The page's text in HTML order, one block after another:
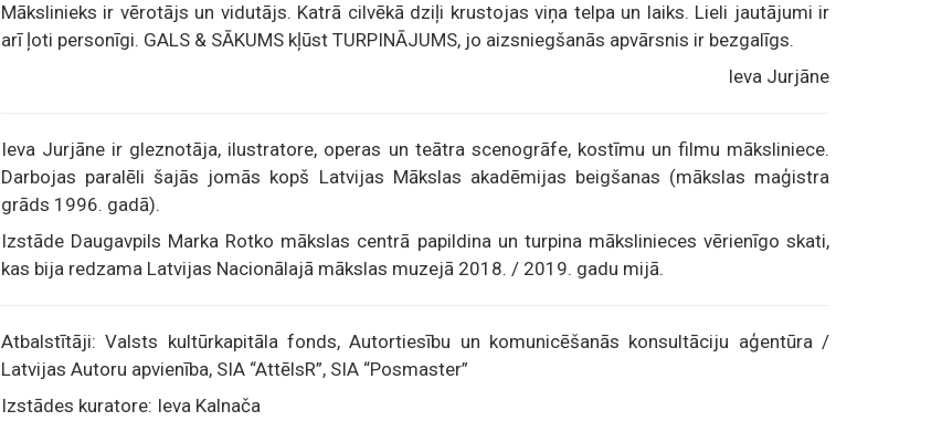
Mākslinieks ir vērotājs un vidutājs. Katrā cilvēkā dziļi krustojas viņa telpa un laiks. Lieli jautājumi ir
arī ļoti personīgi. GALS & SĀKUMS kļūst TURPINĀJUMS, jo aizsniegšanās apvārsnis ir bezgalīgs.
Ieva Jurjāne
Ieva Jurjāne ir gleznotāja, ilustratore, operas un teātra scenogrāfe, kostīmu un filmu māksliniece.
Darbojas paralēli šajās jomās kopš Latvijas Mākslas akadēmijas beigšanas (mākslas maģistra
grāds 1996. gadā).
Izstāde Daugavpils Marka Rotko mākslas centrā papildina un turpina mākslinieces vērienīgo skati,
kas bija redzama Latvijas Nacionālajā mākslas muzejā 2018. / 2019. gadu mijā.
Atbalstītāji: Valsts kultūrkapitāla fonds, Autortiesību un komunicēšanās konsultāciju aģentūra /
Latvijas Autoru apvienība, SIA “AttēlsR”, SIA “Posmaster”
Izstādes kuratore: Ieva Kalnača